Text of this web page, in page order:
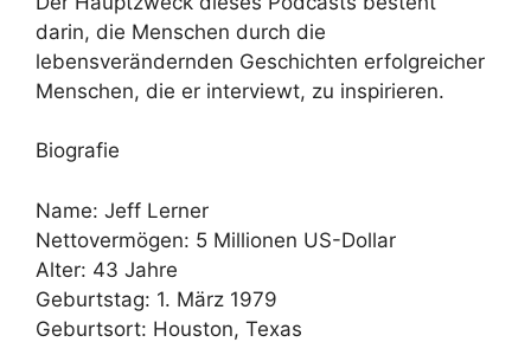
darin, die Menschen durch die
lebensverändernden Geschichten erfolgreicher
Menschen, die er interviewt, zu inspirieren.
Biografie
Name: Jeff Lerner
Nettovermögen: 5 Millionen US-Dollar
Alter: 43 Jahre
Geburtstag: 1. März 1979
Geburtsort: Houston, Texas